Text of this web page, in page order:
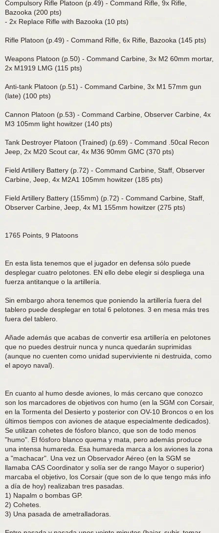
Compulsory Rifle Platoon (p.49) - Command Rifle, 9x Rifle,
Bazooka (200 pts)
- 2x Replace Rifle with Bazooka (10 pts)
Rifle Platoon (p.49) - Command Rifle, 6x Rifle, Bazooka (145 pts)
Weapons Platoon (p.50) - Command Carbine, 3x M2 60mm mortar,
2x M1919 LMG (115 pts)
Anti-tank Platoon (p.51) - Command Carbine, 3x M1 57mm gun
(late) (100 pts)
Cannon Platoon (p.53) - Command Carbine, Observer Carbine, 4x
M3 105mm light howitzer (140 pts)
Tank Destroyer Platoon (Trained) (p.69) - Command .50cal Recon
Jeep, 2x M20 Scout car, 4x M36 90mm GMC (370 pts)
Field Artillery Battery (p.72) - Command Carbine, Staff, Observer
Carbine, Jeep, 4x M2A1 105mm howitzer (185 pts)
Field Artillery Battery (155mm) (p.72) - Command Carbine, Staff,
Observer Carbine, Jeep, 4x M1 155mm howitzer (275 pts)
1765 Points, 9 Platoons
En esta lista tenemos que el jugador en defensa sólo puede
desplegar cuatro pelotones. EN ello debe elegir si despliega una
fuerza antitanque o la artillería.
Sin embargo ahora tenemos que poniendo la artillería fuera del
tablero puede desplegar en total 6 pelotones. 3 en mesa más tres
fuera del tablero.
Añade además que acabas de convertir esa artillería en pelotones
que no puedes destruir nunca y nunca quedarán suprimidas
(aunque no cuenten como unidad superviviente ni destruida, como
el apoyo naval).
En cuanto al humo desde aviones, lo más cercano que conozco
son los marcadores de objetivos con humo (en la SGM con Corsair,
en la Tormenta del Desierto y posterior con OV-10 Broncos o en los
últimos tiempos con aviones de ataque especialmente dedicados).
Se utilizan cohetes de fósforo blanco, que son de todo menos
"humo". El fósforo blanco quema y mata, pero además produce
una intensa humareda. Esa humareda marca a los aviones la zona
a "machacar". Una vez un Observador Aéreo (en la SGM se
llamaba CAS Coordinator y solía ser de rango Mayor o superior)
marcaba el objetivo, los Corsair (que son de lo que tengo más info
a día de hoy) realizaban tres pasadas.
1) Napalm o bombas GP.
2) Cohetes.
3) Una pasada de ametralladoras.